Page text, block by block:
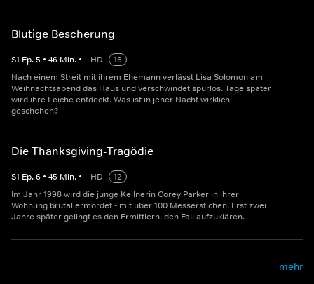
Blutige Bescherung
S1 Ep.5 • 46 Min. • HD
16
Nach einem Streit mit ihrem Ehemann verlässt Lisa Solomon am
Weihnachtsabend das Haus und verschwindet spurlos. Tage später
wird ihre Leiche entdeckt. Was ist in jener Nacht wirklich
geschehen?
Die Thanksgiving-Tragödie
S1 Ep.6 • 45 Min. • HD
12
Im Jahr 1998 wird die junge Kellnerin Corey Parker in ihrer
Wohnung brutal ermordet - mit über 100 Messerstichen. Erst zwei
Jahre später gelingt es den Ermittlern, den Fall aufzuklären.
mehr